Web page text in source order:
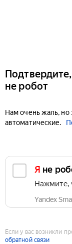
не робот
Нам очень жаль, но
автоматические.
Я не
Нажмите,
Yandex
Если у вас возникли
обратной связи